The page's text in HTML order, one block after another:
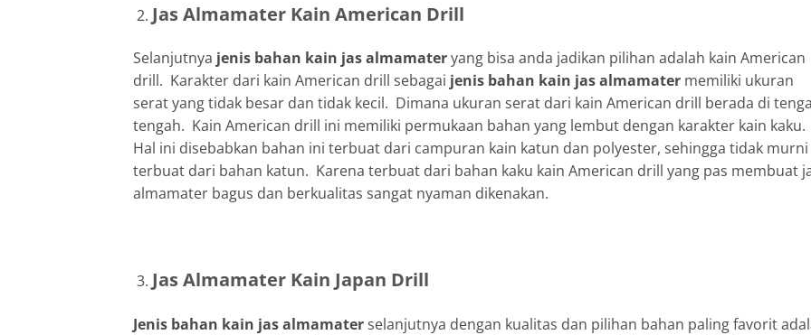
Jas Almamater Kain American Drill
Selanjutnya jenis bahan kain jas almamateryang bisa anda jadikan pilihan adalah kain American
drill. Karakter dari kain American drill sebagai jenis bahan kain jas almamater memiliki ukuran
serat yang tidak besar dan tidak kecil. Dimana ukuran serat dari kain American drill berada di
tengah. Kain American drill ini memiliki permukaan bahan yang lembut dengan karakter kain kaku.
Hal ini disebabkan bahan ini terbuat dari campuran kain katun dan polyester, sehingga tidak murni
terbuat dari bahan katun. Karena terbuat dari bahan kaku kain American drill yang pas membuat
almamater bagus dan berkualitas sangat nyaman dikenakan.
Jas Almamater Kain Japan Drill
Jenis bahan kain jas almamaterselanjutnya dengan kualitas dan pilihan bahan paling favorit